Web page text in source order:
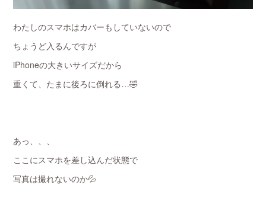
わたしのスマホはカバーもしていないので
ちょうど入るんですが
iPhoneの大きいサイズだから
重くて、たまに後ろに倒れる…🤣
あっ、、、
ここにスマホを差し込んだ状態で
写真は撮れないのか💦